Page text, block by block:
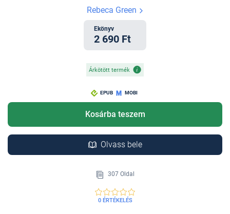
Rebeca Green
Ekönyv
2 690 Ft
Árkötött termék
EPUB MOBI
Kosárba teszem
Olvass bele
307 Oldal
0 ÉRTÉKELÉS